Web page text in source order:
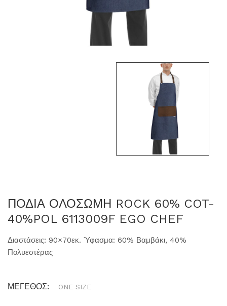
ΠΟΔΙΑ ΟΛΟΣΩΜΗ ROCK 60% COT-
40%POL 6113009F EGO CHEF
Διαστάσεις: 90×70εκ. Ύφασμα: 60% Βαμβάκι, 40%
Πολυεστέρας
ΜΕΓΕΘΟΣ: ONE SIZE